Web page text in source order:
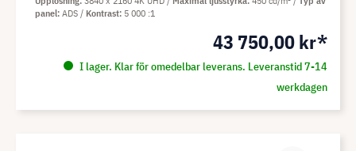
43 750,00 kr*
I lager. Klar för omedelbar leverans. Leveranstid 7-14
werkdagen
panel ADS Kontrast 5 000 :1